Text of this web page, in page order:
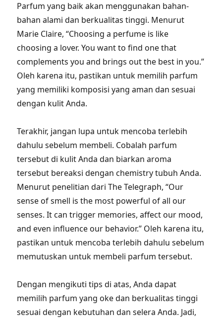
Parfum yang baik akan menggunakan bahan-
bahan alami dan berkualitas tinggi. Menurut
Marie Claire, “Choosing a perfume is like
choosing a lover. You want to find one that
complements you and brings out the best in you.”
Oleh karena itu, pastikan untuk memilih parfum
yang memiliki komposisi yang aman dan sesuai
dengan kulit Anda.
Terakhir, jangan lupa untuk mencoba terlebih
dahulu sebelum membeli. Cobalah parfum
tersebut di kulit Anda dan biarkan aroma
tersebut bereaksi dengan chemistry tubuh Anda.
Menurut penelitian dari The Telegraph, “Our
sense of smell is the most powerful of all our
senses. It can trigger memories, affect our mood,
and even influence our behavior.” Oleh karena itu,
pastikan untuk mencoba terlebih dahulu sebelum
memutuskan untuk membeli parfum tersebut.
Dengan mengikuti tips di atas, Anda dapat
memilih parfum yang oke dan berkualitas tinggi
sesuai dengan kebutuhan dan selera Anda. Jadi,